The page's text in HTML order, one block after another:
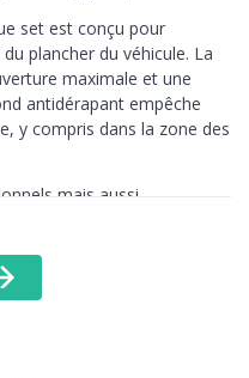
set est conçu pour
plancher du véhicule. La
maximale et une
antidérapant empêche
y compris dans la zone des
mais aussi
disponibles dans une large
vifs comme le jaune, le
disponibles en
pour créer un intérieur